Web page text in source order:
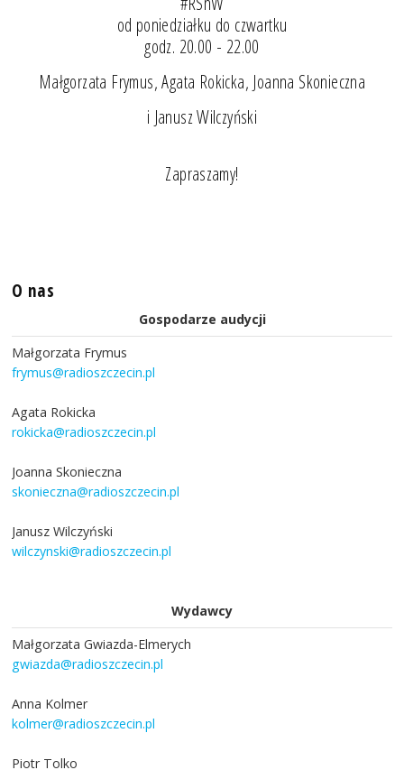
od poniedziałku do czwartku
godz. 20.00 - 22.00
Małgorzata Frymus, Agata Rokicka, Joanna Skonieczna
i Janusz Wilczyński
Zapraszamy!
O nas
Gospodarze audycji
Małgorzata Frymus
frymus@radioszczecin.pl
Agata Rokicka
rokicka@radioszczecin.pl
Joanna Skonieczna
skonieczna@radioszczecin.pl
Janusz Wilczyński
wilczynski@radioszczecin.pl
Wydawcy
Małgorzata Gwiazda-Elmerych
gwiazda@radioszczecin.pl
Anna Kolmer
kolmer@radioszczecin.pl
Piotr Tolko